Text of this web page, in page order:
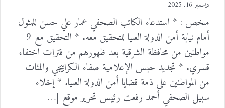
ديسمبر 16, 2025
ملخص : * استدعاء الكاتب الصحفي عمار علي حسن للمثول
أمام نيابة أمن الدولة العليا للتحقيق معه. * التحقيق مع 9
مواطنين من محافظة الشرقية بعد ظهورهم من فترات اختفاء
قسري. * تجديد حبس الإعلامية صفاء الكرابيجي والمئات
من المواطنين على ذمة قضايا أمن الدولة العليا. * إخلاء
سبيل الصحفي أحمد رفعت رئيس تحرير موقع […]